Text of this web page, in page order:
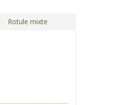
Rotule mixte